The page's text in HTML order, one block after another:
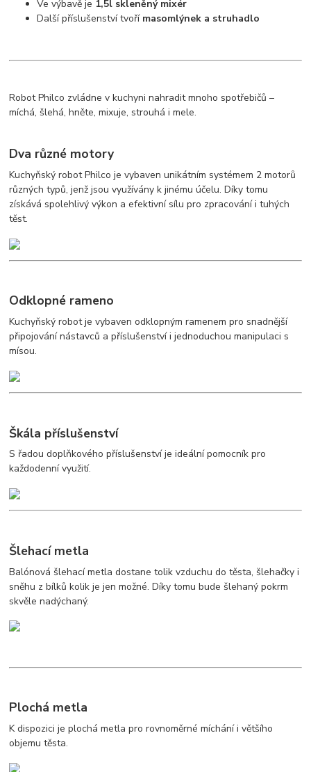
Ve výbavě je 1,5l skleněný mixér
Další příslušenství tvoří masomlýnek a struhadlo
Robot Philco zvládne v kuchyni nahradit mnoho spotřebičů –
míchá, šlehá, hněte, mixuje, strouhá i mele.
Dva různé motory
Kuchyňský robot Philco je vybaven unikátním systémem 2 motorů
různých typů, jenž jsou využívány k jinému účelu. Díky tomu
získává spolehlivý výkon a efektivní sílu pro zpracování i tuhých
těst.
Odklopné rameno
Kuchyňský robot je vybaven odklopným ramenem pro snadnější
připojování nástavců a příslušenství i jednoduchou manipulaci s
mísou.
Škála příslušenství
S řadou doplňkového příslušenství je ideální pomocník pro
každodenní využití.
Šlehací metla
Balónová šlehací metla dostane tolik vzduchu do těsta, šlehačky i
sněhu z bílků kolik je jen možné. Díky tomu bude šlehaný pokrm
skvěle nadýchaný.
Plochá metla
K dispozici je plochá metla pro rovnoměrné míchání i většího
objemu těsta.